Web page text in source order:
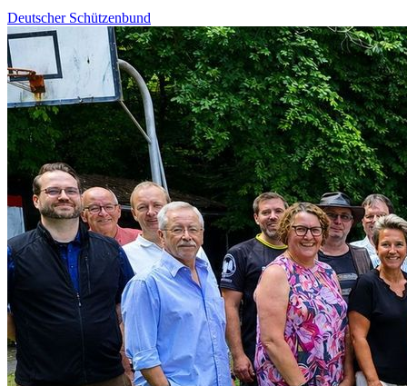
Deutscher Schützenbund